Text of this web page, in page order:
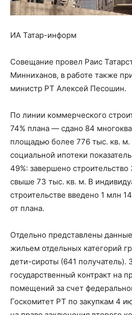
ИА Татар-информ
Совещание провел Раис
Минниханов, в работе также
министр РТ Алексей Песошин.
По линии коммерческого
74% плана — сдано 84
площадью более 776 тыс. кв.
социальной ипотеки
49%: завершено
свыше 73 тыс. кв. м. В
строительстве введено 1 млн
от плана.
Отдельно представлены
жильем отдельных категорий
дети-сироты (641 получатель).
государственный контракт на
помещений за счет
Госкомитет РТ по закупкам 4